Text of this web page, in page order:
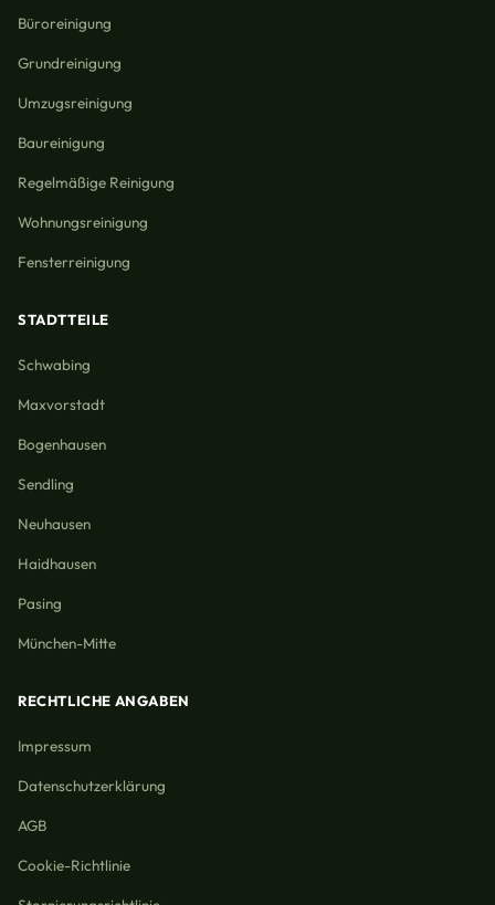
Büroreinigung
Grundreinigung
Umzugsreinigung
Baureinigung
Regelmäßige Reinigung
Wohnungsreinigung
Fensterreinigung
STADTTEILE
Schwabing
Maxvorstadt
Bogenhausen
Sendling
Neuhausen
Haidhausen
Pasing
München-Mitte
RECHTLICHE ANGABEN
Impressum
Datenschutzerklärung
AGB
Cookie-Richtlinie